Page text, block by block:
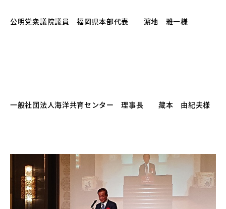
公明党衆議院議員 福岡県本部代表 濵地 雅一様
一般社団法人海洋共育センター 理事長 藏本 由紀夫様